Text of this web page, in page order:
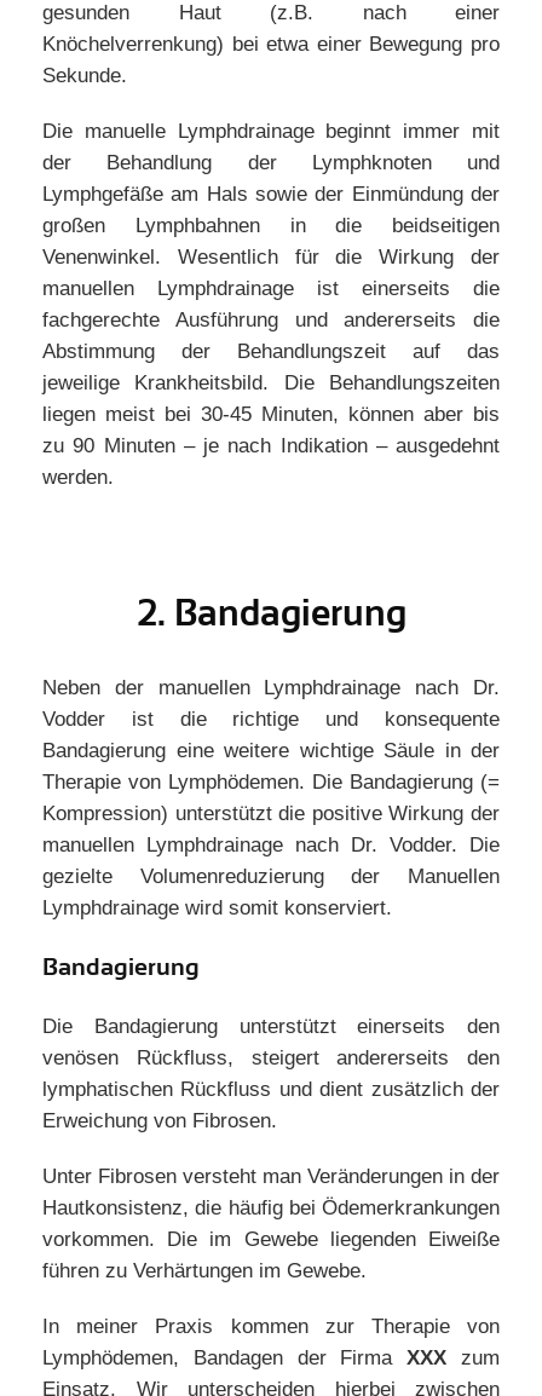
gesunden Haut (z.B. nach einer
Knöchelverrenkung) bei etwa einer Bewegung pro
Sekunde.
Die manuelle Lymphdrainage beginnt immer mit
der Behandlung der Lymphknoten und
Lymphgefäße am Hals sowie der Einmündung der
großen Lymphbahnen in die beidseitigen
Venenwinkel. Wesentlich für die Wirkung der
manuellen Lymphdrainage ist einerseits die
fachgerechte Ausführung und andererseits die
Abstimmung der Behandlungszeit auf das
jeweilige Krankheitsbild. Die Behandlungszeiten
liegen meist bei 30-45 Minuten, können aber bis
zu 90 Minuten – je nach Indikation – ausgedehnt
werden.
2. Bandagierung
Neben der manuellen Lymphdrainage nach Dr.
Vodder ist die richtige und konsequente
Bandagierung eine weitere wichtige Säule in der
Therapie von Lymphödemen. Die Bandagierung (=
Kompression) unterstützt die positive Wirkung der
manuellen Lymphdrainage nach Dr. Vodder. Die
gezielte Volumenreduzierung der Manuellen
Lymphdrainage wird somit konserviert.
Bandagierung
Die Bandagierung unterstützt einerseits den
venösen Rückfluss, steigert andererseits den
lymphatischen Rückfluss und dient zusätzlich der
Erweichung von Fibrosen.
Unter Fibrosen versteht man Veränderungen in der
Hautkonsistenz, die häufig bei Ödemerkrankungen
vorkommen. Die im Gewebe liegenden Eiweiße
führen zu Verhärtungen im Gewebe.
In meiner Praxis kommen zur Therapie von
Lymphödemen, Bandagen der FirmaXXX zum
Einsatz. Wir unterscheiden hierbei zwischen